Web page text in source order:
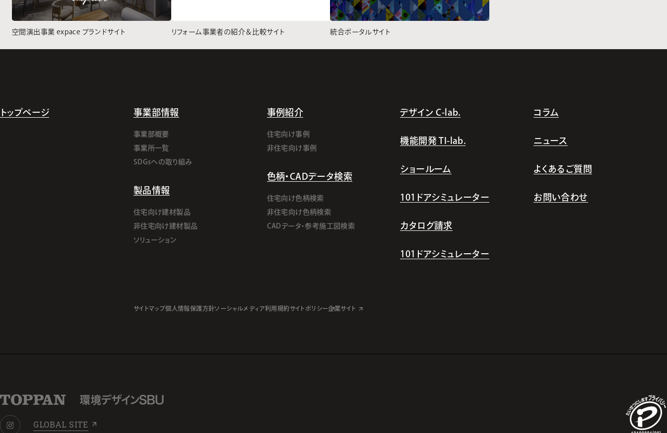
空間演出事業 expace ブランドサイト リフォーム事業者の紹介＆比較サイト 統合ポータルサイト
トップページ 事業部情報
事業部概要
事業所一覧
SDGsへの取り組み
製品情報
住宅向け建材製品
非住宅向け建材製品
ソリューション
事例紹介
住宅向け事例
非住宅向け事例
色柄・CADデータ検索
住宅向け色柄検索
非住宅向け色柄検索
CADデータ・参考施工図検索
デザイン C-lab.
機能開発 TI-lab.
ショールーム
101ドアシミュレーター
カタログ請求
101ドアシミュレーター
コラム
ニュース
よくあるご質問
お問い合わせ
サイトマップ個人情報保護方針ソーシャルメディア利用規約サイトポリシー企業サイト
GLOBAL SITE